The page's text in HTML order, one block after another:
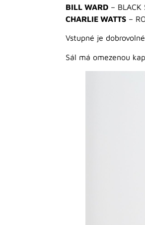
BILL WARD – BLACK
CHARLIE WATTS –
Vstupné je
Sál má omezenou